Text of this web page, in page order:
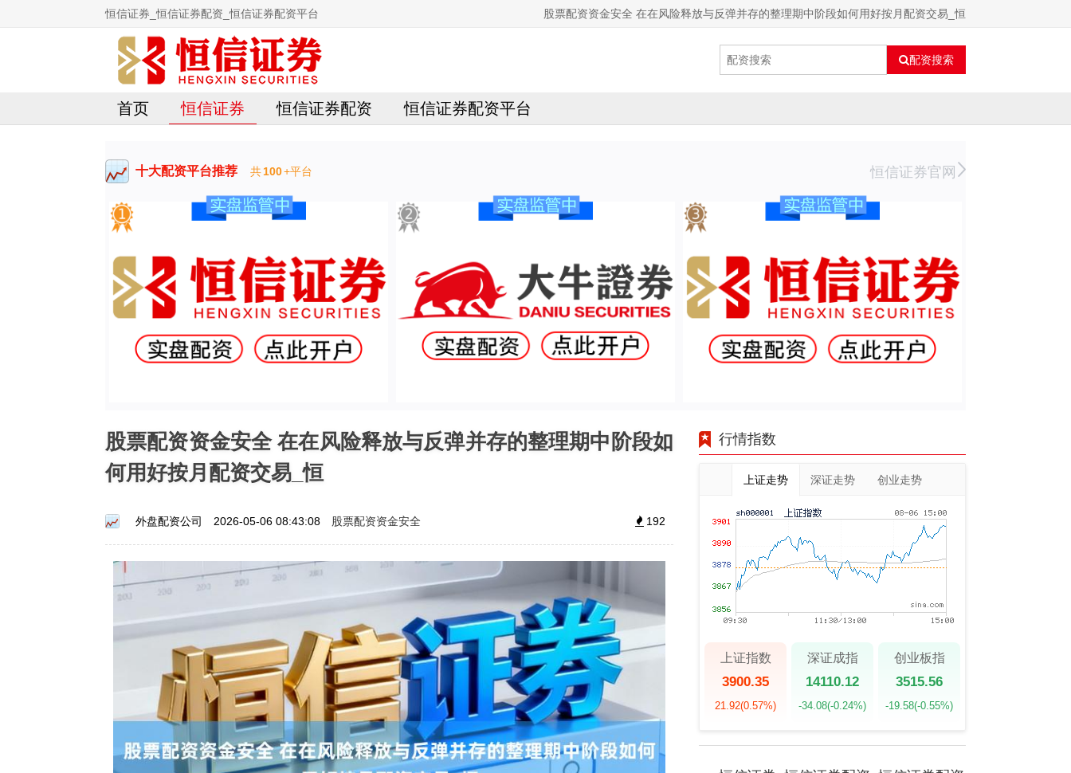
恒信证券_恒信证券配资_恒信证券配资平台 股票配资资金安全 在在风险释放与反弹并存的整理期中阶段如何用好按月配资交易_恒
配资搜索
首页 恒信证券 恒信证券配资 恒信证券配资平台
十大配资平台推荐 共100+平台 恒信证券官网
股票配资资金安全 在在风险释放与反弹并存的整理期中阶段如
何用好按月配资交易_恒
外盘配资公司 2026-05-06 08:43:08 股票配资资金安全 192
行情指数
上证走势 深证走势 创业走势
上证指数
3900.35
21.92(0.57%)
深证成指
14110.12
-34.08(-0.24%)
创业板指
3515.56
-19.58(-0.55%)